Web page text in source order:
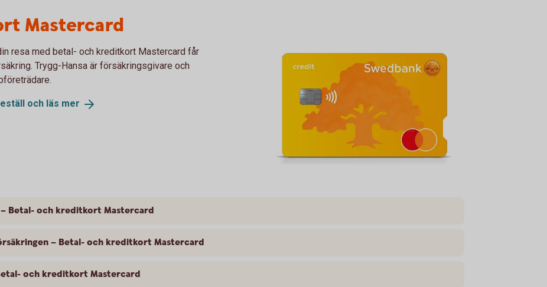
Mastercard
resa med betal- och kreditkort Mastercard får
Trygg-Hansa är försäkringsgivare och
och läs mer
Betal- och kreditkort Mastercard
– Betal- och kreditkort Mastercard
och kreditkort Mastercard